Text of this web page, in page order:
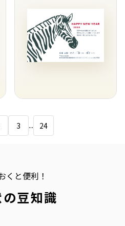
3 ... 24
くと便利！
豆知識